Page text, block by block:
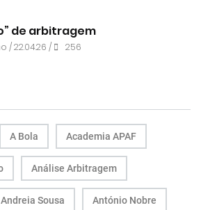
de arbitragem
/ 22.04.26 / 256
A Bola Academia APAF
Análise Arbitragem
Andreia Sousa António Nobre